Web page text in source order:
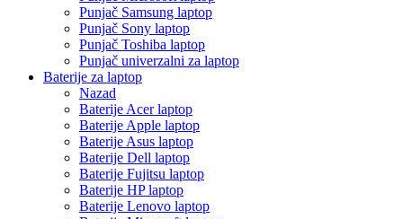
Punjač Samsung laptop
Punjač Sony laptop
Punjač Toshiba laptop
Punjač univerzalni za laptop
Baterije za laptop
Nazad
Baterije Acer laptop
Baterije Apple laptop
Baterije Asus laptop
Baterije Dell laptop
Baterije Fujitsu laptop
Baterije HP laptop
Baterije Lenovo laptop